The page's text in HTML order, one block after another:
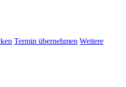
Termin übernehmen Weitere